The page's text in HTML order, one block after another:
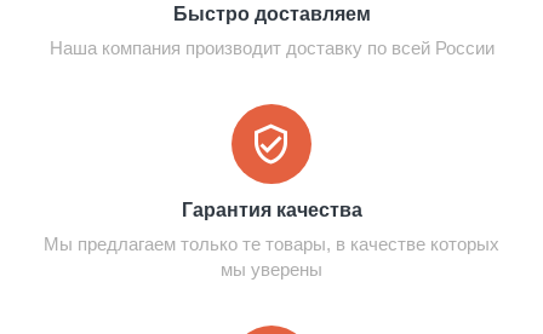
Быстро доставляем
Наша компания производит доставку по всей России
Гарантия качества
Мы предлагаем только те товары, в качестве которых
мы уверены